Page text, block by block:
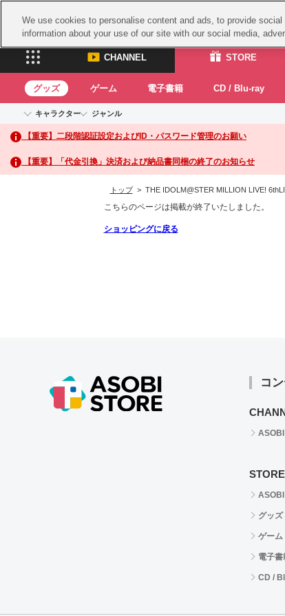
CHANNEL STORE
CHANNEL
ASOBI CHANNEL TOP
ASOBI
グッズ
グッズ ゲーム 電子書籍 CD / Blu-ray
キャラクター
アイドルマスターシリーズ
アイドルマスター
アイドルマスター シンデレラガールズ
アイドルマスター ミリオンライブ！
アイドルマスター SideM
学園アイドルマスター
ジャンル
イベントグッズ
トイ・ホビー
【重要】二段階認証設定およびID・パスワード管理のお願い
【重要】「代金引換」決済および納品書同梱の終了のお知らせ
トップ> THE IDOLM@STER MILLION LIVE!
こちらのページは掲載が終了いたしました。
ショッピングに戻る
コ
STORE
グッズ
ゲーム
電子書
CD /
We use cookies to personalise content and ads, to provide
information about your use of our site with our social media,